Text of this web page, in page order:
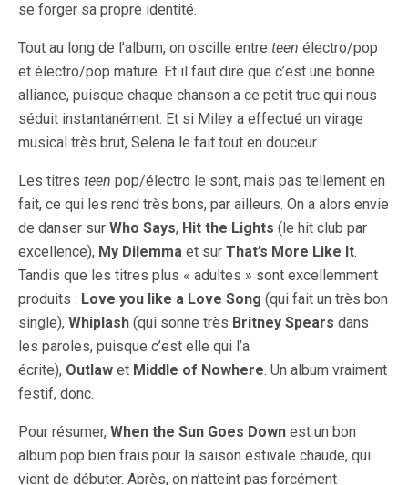
se forger sa propre identité.
Tout au long de l’album, on oscille entre teen électro/pop
et électro/pop mature. Et il faut dire que c’est une bonne
alliance, puisque chaque chanson a ce petit truc qui nous
séduit instantanément. Et si Miley a effectué un virage
musical très brut, Selena le fait tout en douceur.
Les titres teen pop/électro le sont, mais pas tellement en
fait, ce qui les rend très bons, par ailleurs. On a alors envie
de danser sur Who Says, Hit the Lights (le hit club par
excellence), My Dilemma et sur That’s More Like It.
Tandis que les titres plus « adultes » sont excellemment
produits : Love you like a Love Song (qui fait un très bon
single), Whiplash (qui sonne très Britney Spears dans
les paroles, puisque c’est elle qui l’a
écrite), Outlaw et Middle of Nowhere. Un album vraiment
festif, donc.
Pour résumer, When the Sun Goes Down est un bon
album pop bien frais pour la saison estivale chaude, qui
vient de débuter. Après, on n’atteint pas forcément